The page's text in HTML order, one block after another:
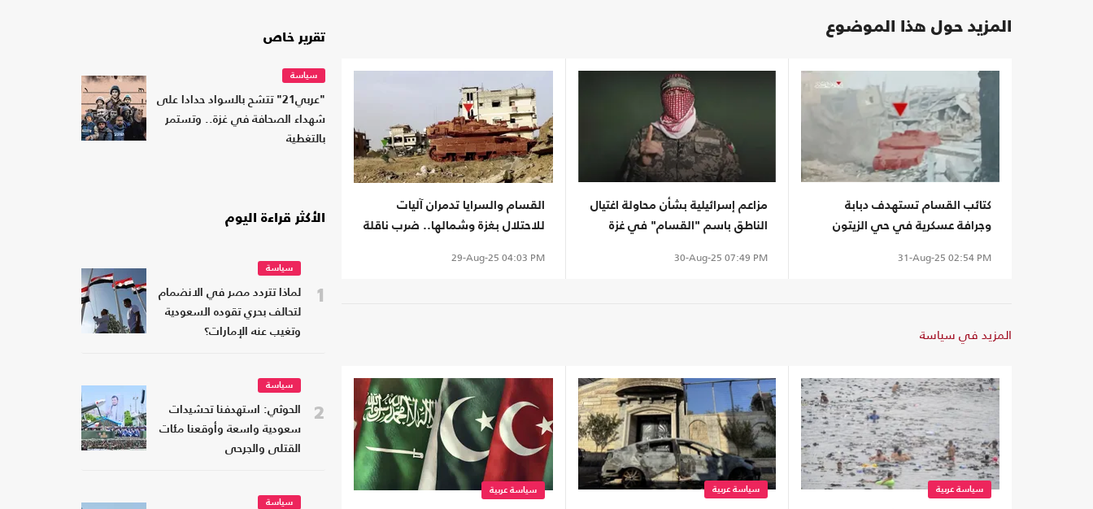
المزيد حول هذا الموضوع
كتائب القسام تستهدف دبابة
وجرافة عسكرية في حي الزيتون
31-Aug-25 02:54 PM
مزاعم إسرائيلية بشأن محاولة اغتيال
الناطق باسم "القسام" في غزة
30-Aug-25 07:49 PM
القسام والسرايا تدمران آليات
للاحتلال بغزة وشمالها.. ضرب ناقلة
29-Aug-25 04:03 PM
المزيد في سياسة
سياسة عربية سياسة عربية سياسة عربية
تقرير خاص
سياسة
"عربي21" تتشح بالسواد حدادا على
شهداء الصحافة في غزة.. وتستمر
بالتغطية
الأكثر قراءة اليوم
1
سياسة
لماذا تتردد مصر في الانضمام
لتحالف بحري تقوده السعودية
وتغيب عنه الإمارات؟
2
سياسة
الحوثي: استهدفنا تحشيدات
سعودية واسعة وأوقعنا مئات
القتلى والجرحى
سياسة